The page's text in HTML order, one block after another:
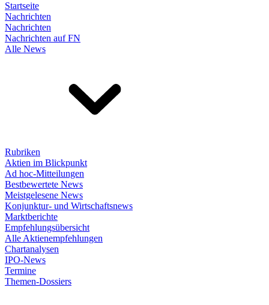
Startseite
Nachrichten
Nachrichten
Nachrichten auf FN
Alle News
Rubriken
Aktien im Blickpunkt
Ad hoc-Mitteilungen
Bestbewertete News
Meistgelesene News
Konjunktur- und Wirtschaftsnews
Marktberichte
Empfehlungsübersicht
Alle Aktienempfehlungen
Chartanalysen
IPO-News
Termine
Themen-Dossiers